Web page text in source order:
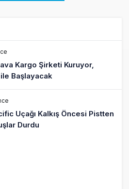
Kargo Şirketi Kuruyor,
ile Başlayacak
Uçağı Kalkış Öncesi Pistten
Durdu